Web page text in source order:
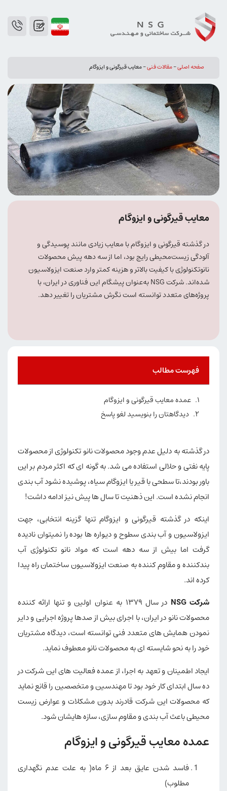
صفحه اصلی-مقالات فنی-معایب قیرگونی و ایزوگام
معایب قیرگونی و ایزوگام
در گذشته قیرگونی و ایزوگام با معایب زیادی مانند پوسیدگی و
آلودگی زیست‌محیطی رایج بود، اما از سه دهه پیش محصولات
نانوتکنولوژی با کیفیت بالاتر و هزینه کمتر وارد صنعت ایزولاسیون
شده‌اند. شرکت NSG به‌عنوان پیشگام این فناوری در ایران، با
پروژه‌های متعدد توانسته است نگرش مشتریان را تغییر دهد.
فهرست مطالب
عمده معایب قیرگونی و ایزوگام
دیدگاهتان را بنویسید لغو پاسخ
در گذشته به دلیل عدم وجود محصولات نانو تکنولوژی از محصولات
پایه نفتی و حلالی استفاده می شد. به گونه ای که اکثر مردم بر این
باور بودند،تا سطحی با قیر یا ایزوگام سیاه، پوشیده نشود آب بندی
انجام نشده است. این ذهنیت تا سال ها پیش نیز ادامه داشت!
اینکه در گذشته قیرگونی و ایزوگام تنها گزینه انتخابی، جهت
ایزولاسیون و آب بندی سطوح و دیواره ها بوده را نمیتوان نادیده
گرفت اما بیش از سه دهه است که مواد نانو تکنولوژی آب
بندکننده و مقاوم کننده به صنعت ایزولاسیون ساختمان راه پیدا
کرده اند.
شرکت NSG
در سال ۱۳۷۹ به عنوان اولین و تنها ارائه کننده
محصولات نانو در ایران، با اجرای بیش از صدها پروژه اجرایی و دایر
نمودن همایش های متعدد فنی توانسته است، دیدگاه مشتریان
خود را به نحو شایسته ای به محصولات نانو معطوف نماید.
ایجاد اطمینان و تعهد به اجرا، از عمده فعالیت های این شرکت در
ده سال ابتدای کار خود بود تا مهندسین و متخصصین را قانع نماید
که محصولات این شرکت قادرند بدون مشکلات و عوارض زیست
محیطی باعث آب بندی و مقاوم سازی، سازه هایشان شود.
عمده معایب قیرگونی و ایزوگام
فاسد شدن عایق بعد از ۶ ماه( به علت عدم نگهداری
مطلوب)